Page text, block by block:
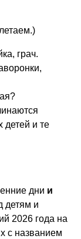
грач.
и те
дни и
детям и
2026 года на
с названием